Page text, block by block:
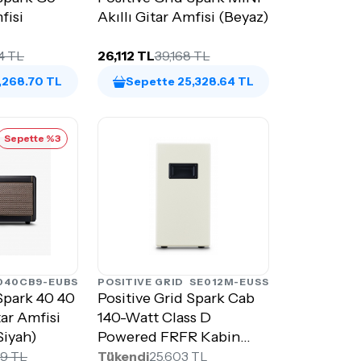
TL
TL
Akıllı Gitar Amfisi (Beyaz)
26,112 TL39,168 TL
Sepette 25,328.64 TL
Sepette %3
EUBS
40 40
Amfisi
TL
POSITIVE GRID SE012M-EUSS
Positive Grid Spark Cab
140-Watt Class D
Powered FRFR Kabin
(Pearl)
Tükendi25,603 TL